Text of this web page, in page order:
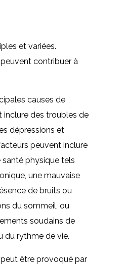
et variées.
contribuer à
causes de
inclure des troubles de
dépressions et
facteurs peuvent inclure
physique tels
une mauvaise
de bruits ou
du sommeil, ou
soudains de
du rythme de vie.
être provoqué par